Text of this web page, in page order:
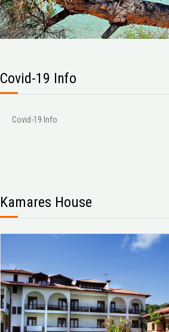
Covid-19 Info
Covid-19 Info
Kamares House